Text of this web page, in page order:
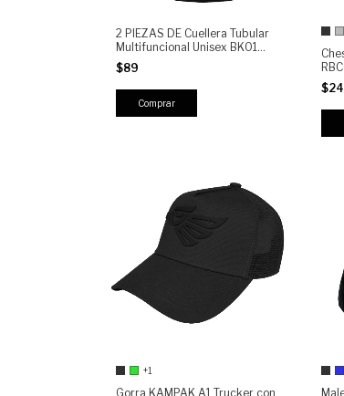
2 PIEZAS DE Cuellera Tubular
Multifuncional Unisex BK01
KAMPAK | Deportivo Táctico
Outdoor para Moto, Ciclismo,
Running y Camping
$89
+1
Gorra KAMPAK A1 Trucker con